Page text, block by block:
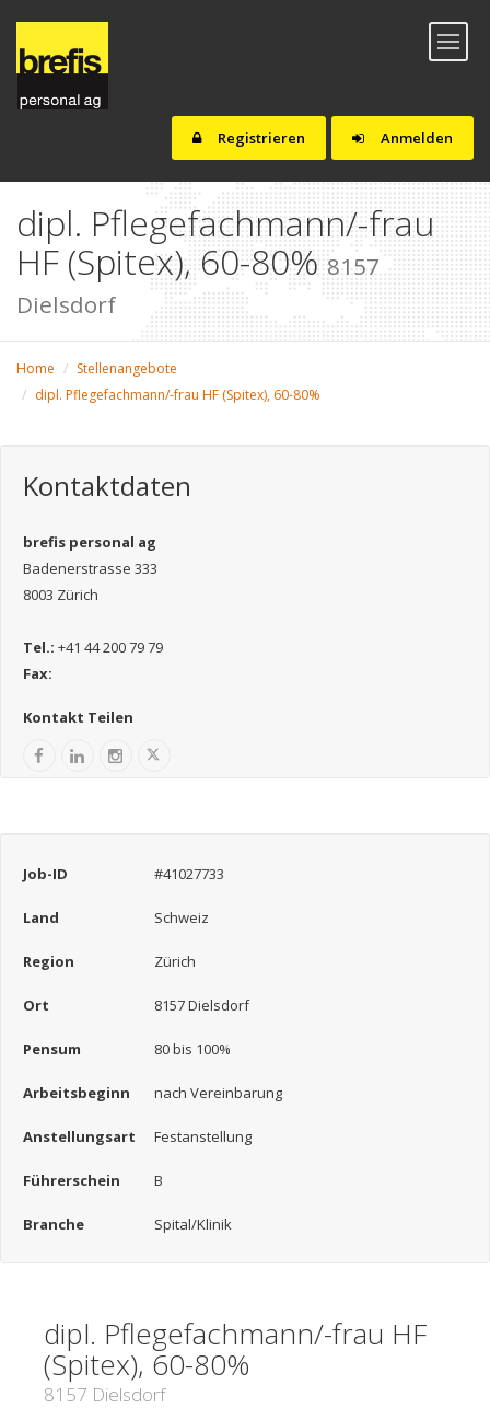
Anmelden
Registrieren
Toggle
dipl. Pflegefachmann/-frau
HF (Spitex), 60-80%8157
Dielsdorf
Home
Stellenangebote
dipl. Pflegefachmann/-frau HF (Spitex), 60-80%
Kontaktdaten
brefis personal ag
Badenerstrasse 333
8003 Zürich
Tel.: +41 44 200 79 79
Fax:
Kontakt Teilen
Job-ID #41027733
Land Schweiz
Region Zürich
Ort 8157 Dielsdorf
Pensum 80 bis 100%
Arbeitsbeginn nach Vereinbarung
Anstellungsart Festanstellung
Führerschein B
Branche Spital/Klinik
dipl. Pflegefachmann/-frau HF
(Spitex), 60-80%
8157 Dielsdorf